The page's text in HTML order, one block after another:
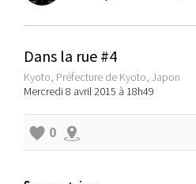
Dans la rue #4
Kyoto, Préfecture de Kyoto, Japon
Mercredi 8 avril 2015 à 18h49
0